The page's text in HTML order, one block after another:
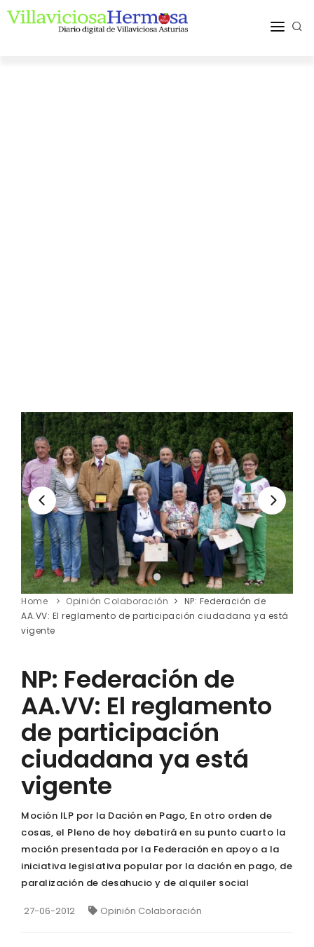
Home Opinión Colaboración
NP: Federación de
AA.VV: El reglamento de participación ciudadana ya está
vigente
NP: Federación de
AA.VV: El reglamento
de participación
ciudadana ya está
vigente
Moción ILP por la Dación en Pago, En otro orden de
cosas, el Pleno de hoy debatirá en su punto cuarto la
moción presentada por la Federación en apoyo a la
iniciativa legislativa popular por la dación en pago, de
paralización de desahucio y de alquiler social
27-06-2012 Opinión Colaboración